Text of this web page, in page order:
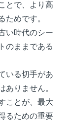
とで、より高
ためです。
い時代のシー
のままである
いる切手があ
ありません。
ことが、最大
るための重要